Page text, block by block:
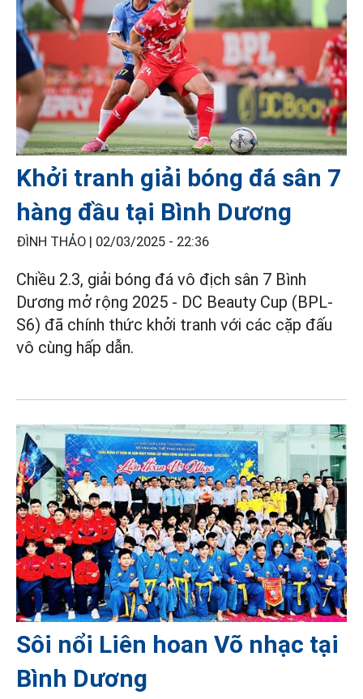
Khởi tranh giải bóng đá sân 7
hàng đầu tại Bình Dương
ĐÌNH THẢO | 02/03/2025 - 22:36
Chiều 2.3, giải bóng đá vô địch sân 7 Bình
Dương mở rộng 2025 - DC Beauty Cup (BPL-
S6) đã chính thức khởi tranh với các cặp đấu
vô cùng hấp dẫn.
Sôi nổi Liên hoan Võ nhạc tại
Bình Dương